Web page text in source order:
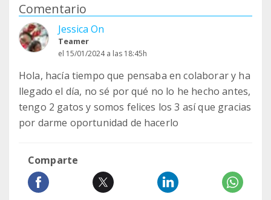
Comentario
Jessica On
Teamer
el 15/01/2024 a las 18:45h
Hola, hacía tiempo que pensaba en colaborar y ha
llegado el día, no sé por qué no lo he hecho antes,
tengo 2 gatos y somos felices los 3 así que gracias
por darme oportunidad de hacerlo
Comparte